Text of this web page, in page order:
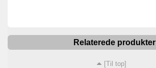
Relaterede produkter
[Til top]